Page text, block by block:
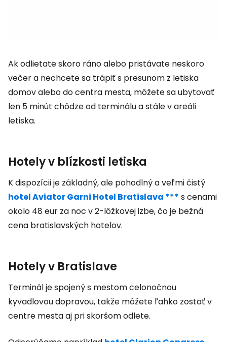
Ak odlietate skoro ráno alebo pristávate neskoro
večer a nechcete sa trápiť s presunom z letiska
domov alebo do centra mesta, môžete sa ubytovať
len 5 minút chôdze od terminálu a stále v areáli
letiska.
Hotely v blízkosti letiska
K dispozícii je základný, ale pohodlný a veľmi čistý
hotel Aviator Garni Hotel Bratislava *** s cenami
okolo 48 eur za noc v 2-lôžkovej izbe, čo je bežná
cena bratislavských hotelov.
Hotely v Bratislave
Terminál je spojený s mestom celonočnou
kyvadlovou dopravou, takže môžete ľahko zostať v
centre mesta aj pri skoršom odlete.